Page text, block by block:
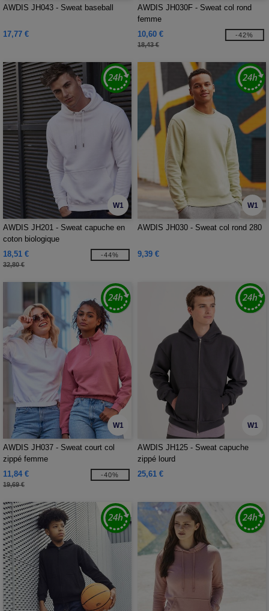
AWDIS JH043 - Sweat baseball
17,77 €
AWDIS JH030F - Sweat col rond
femme
10,60 €
18,43 €
-42%
W1
AWDIS JH201 - Sweat capuche en
coton biologique
18,51 €
32,80 €
-44%
W1
AWDIS JH030 - Sweat col rond 280
9,39 €
W1
AWDIS JH037 - Sweat court col
zippé femme
11,84 €
19,69 €
-40%
W1
AWDIS JH125 - Sweat capuche
zippé lourd
25,61 €